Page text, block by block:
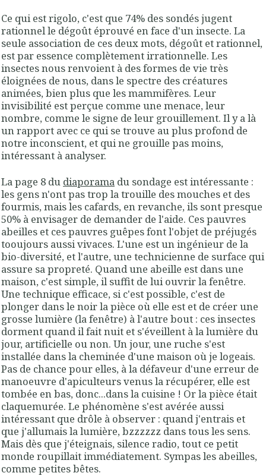
Ce qui est rigolo, c'est que 74% des sondés jugent
rationnel le dégoût éprouvé en face d'un insecte. La
seule association de ces deux mots, dégoût et rationnel,
est par essence complètement irrationnelle. Les
insectes nous renvoient à des formes de vie très
éloignées de nous, dans le spectre des créatures
animées, bien plus que les mammifères. Leur
invisibilité est perçue comme une menace, leur
nombre, comme le signe de leur grouillement. Il y a là
un rapport avec ce qui se trouve au plus profond de
notre inconscient, et qui ne grouille pas moins,
intéressant à analyser.
La page 8 du diaporama du sondage est intéressante :
les gens n'ont pas trop la trouille des mouches et des
fourmis, mais les cafards, en revanche, ils sont presque
50% à envisager de demander de l'aide. Ces pauvres
abeilles et ces pauvres guêpes font l'objet de préjugés
tooujours aussi vivaces. L'une est un ingénieur de la
bio-diversité, et l'autre, une technicienne de surface qui
assure sa propreté. Quand une abeille est dans une
maison, c'est simple, il suffit de lui ouvrir la fenêtre.
Une technique efficace, si c'est possible, c'est de
plonger dans le noir la pièce où elle est et de créer une
grosse lumière (la fenêtre) à l'autre bout : ces insectes
dorment quand il fait nuit et s'éveillent à la lumière du
jour, artificielle ou non. Un jour, une ruche s'est
installée dans la cheminée d'une maison où je logeais.
Pas de chance pour elles, à la défaveur d'une erreur de
manoeuvre d'apiculteurs venus la récupérer, elle est
tombée en bas, donc...dans la cuisine ! Or la pièce était
claquemurée. Le phénomène s'est avérée aussi
intéressant que drôle à observer : quand j'entrais et
que j'allumais la lumière, bzzzzzz dans tous les sens.
Mais dès que j'éteignais, silence radio, tout ce petit
monde roupillait immédiatement. Sympas les abeilles,
comme petites bêtes.